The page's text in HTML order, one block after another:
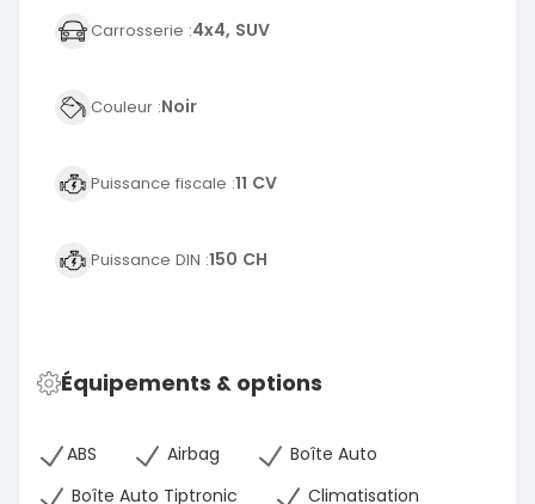
Carrosserie :4x4, SUV
Couleur :Noir
Puissance fiscale :11 CV
Puissance DIN :150 CH
Équipements & options
ABS Airbag
Boîte Auto
Boîte Auto Tiptronic
Climatisation